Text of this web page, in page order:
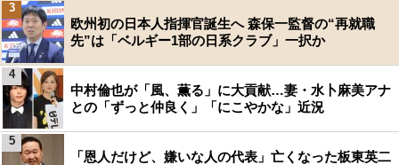
欧州初の日本人指揮官誕生へ 森保一監督の“再就職
先”は「ベルギー1部の日系クラブ」一択か
3
中村倫也が「風、薫る」に大貢献…妻・水卜麻美アナ
との「ずっと仲良く」「にこやかな」近況
4
「恩人だけど、嫌いな人の代表」亡くなった板東英二
5